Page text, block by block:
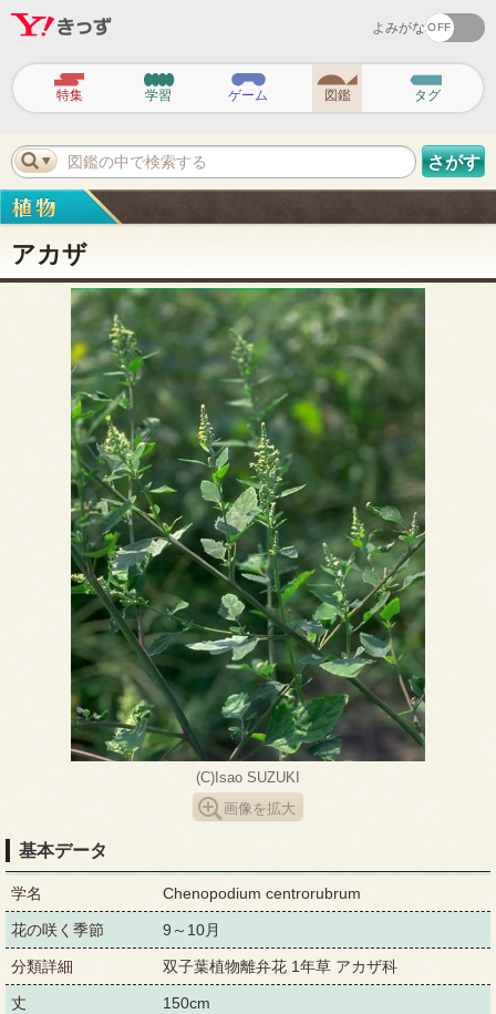
よみがな
ビ
ゲ
ー
シ
ョ
ン
特集 学習 ゲーム 図鑑 タグ
図鑑の中で検索する さがす
アカザ
(C)Isao SUZUKI
画像を拡大
基本データ
学名 Chenopodium centrorubrum
花の咲く季節 9～10月
分類詳細 双子葉植物離弁花 1年草 アカザ科
丈 150cm